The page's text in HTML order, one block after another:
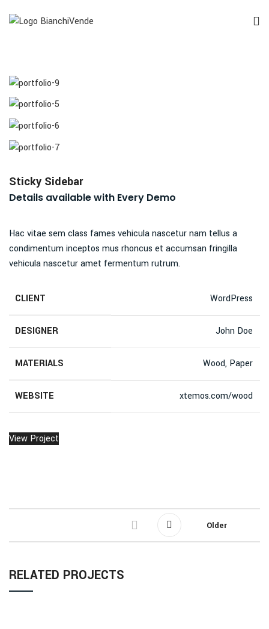
Sticky Sidebar
Details available with Every Demo
Hac vitae sem class fames vehicula nascetur nam tellus a
condimentum inceptos mus rhoncus et accumsan fringilla
vehicula nascetur amet fermentum rutrum.
CLIENT WordPress
DESIGNER John Doe
MATERIALS Wood, Paper
WEBSITE xtemos.com/wood
View Project
Older
RELATED PROJECTS